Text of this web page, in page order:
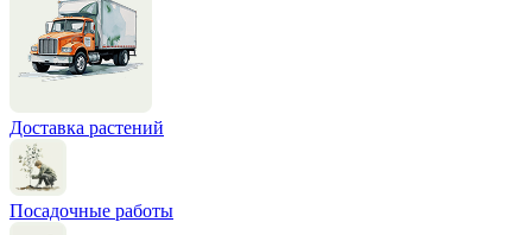
Доставка растений
Посадочные работы